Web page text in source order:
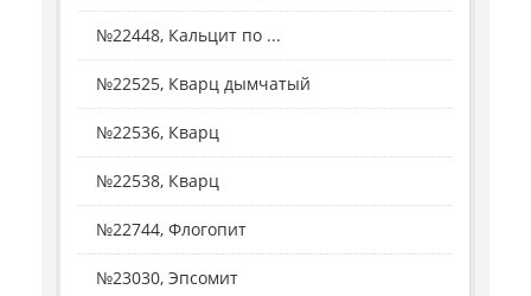
№22448, Кальцит по ...
№22525, Кварц дымчатый
№22536, Кварц
№22538, Кварц
№22744, Флогопит
№23030, Эпсомит